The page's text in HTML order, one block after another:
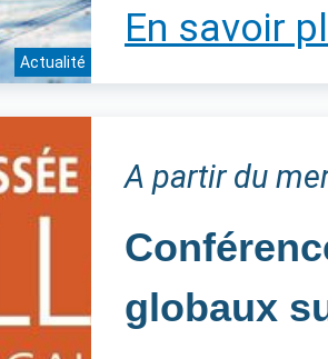
Actualité
En savoir
A partir du
globaux